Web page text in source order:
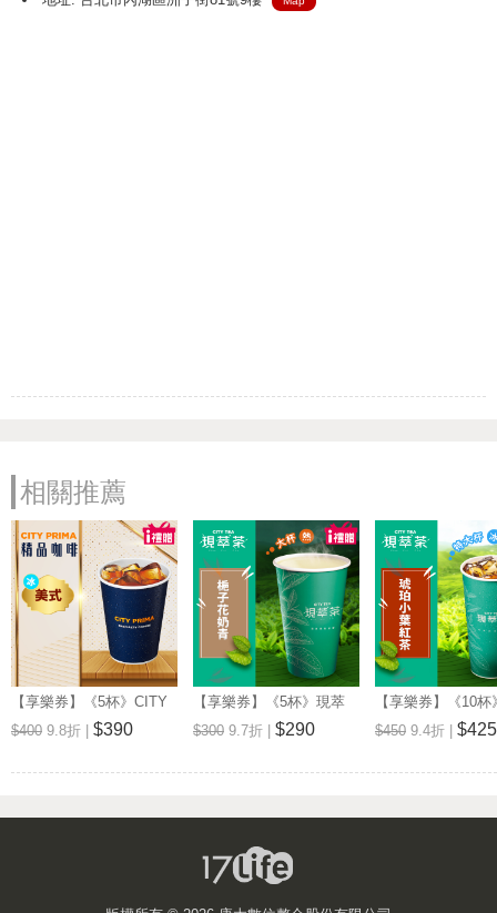
相關推薦
【享樂券】《5杯》CITY
PRIMA-精品美式(中杯-冰)
$400 9.8折 | $390
【享樂券】《5杯》現萃
茶-梔子花奶青(大杯-熱)
$300 9.7折 | $290
【享樂券】《10
茶-琥珀小葉紅茶(
冰)
$450 9.4折 | $425